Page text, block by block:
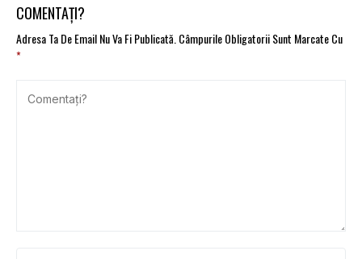
COMENTAȚI?
Adresa Ta De Email Nu Va Fi Publicată. Câmpurile Obligatorii Sunt Marcate Cu
*